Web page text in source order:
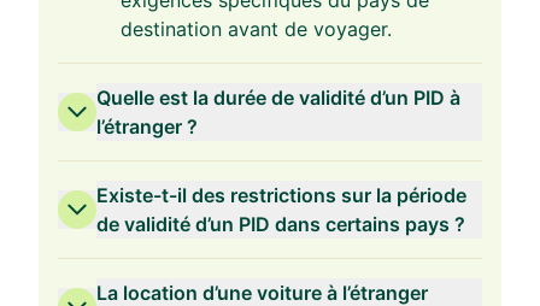
destination avant de voyager.
Quelle est la durée de validité d’un PID à
l’étranger ?
Existe-t-il des restrictions sur la période
de validité d’un PID dans certains pays ?
La location d’une voiture à l’étranger